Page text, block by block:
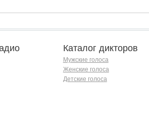
Каталог дикторов
Мужские голоса
Женские голоса
Детские голоса